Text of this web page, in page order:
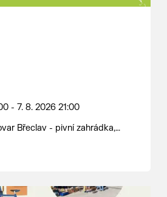
- 7. 8. 2026 21:00
Břeclav - pivní zahrádka,